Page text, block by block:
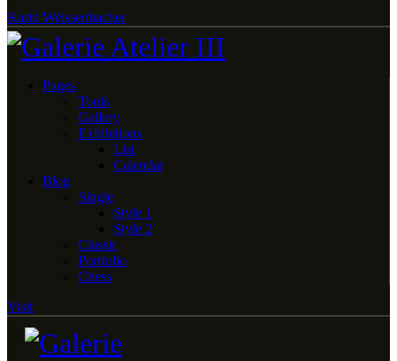
Karin Weissenbacher
Pages
Tools
Gallery
Exhibitions
List
Calendar
Blog
Single
Style 1
Style 2
Classic
Portfolio
Chess
Visit